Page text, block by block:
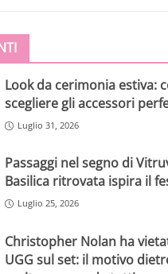
Look da cerimonia estiva:
scegliere gli accessori
Luglio 31, 2026
Passaggi nel segno di
Basilica ritrovata ispira il
Luglio 25, 2026
Christopher Nolan ha
UGG sul set: il motivo